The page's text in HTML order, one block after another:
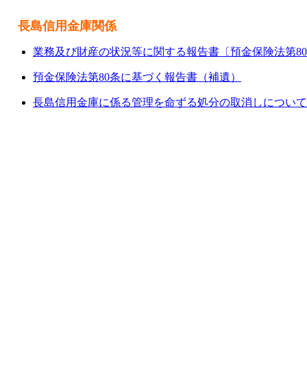
長島信用金庫関係
業務及び財産の状況等に関する報告書〔預金保険法第
預金保険法第80条に基づく報告書（補遺）
長島信用金庫に係る管理を命ずる処分の取消しについて